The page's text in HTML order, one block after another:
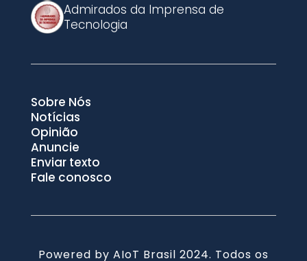
Admirados da Imprensa de
Tecnologia
Sobre Nós
Notícias
Opinião
Anuncie
Enviar texto
Fale conosco
Powered by AIoT Brasil 2024. Todos os